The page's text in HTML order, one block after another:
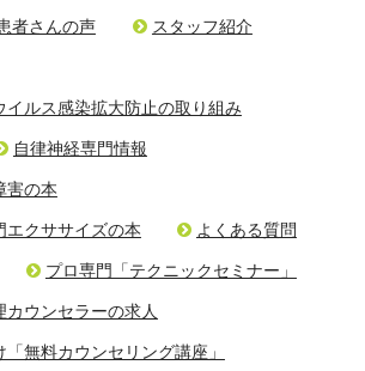
者さんの声 スタッフ紹介
イルス感染拡大防止の取り組み
自律神経専門情報
害の本
エクササイズの本 よくある質問
プロ専門「テクニックセミナー」
カウンセラーの求人
無料カウンセリング講座」